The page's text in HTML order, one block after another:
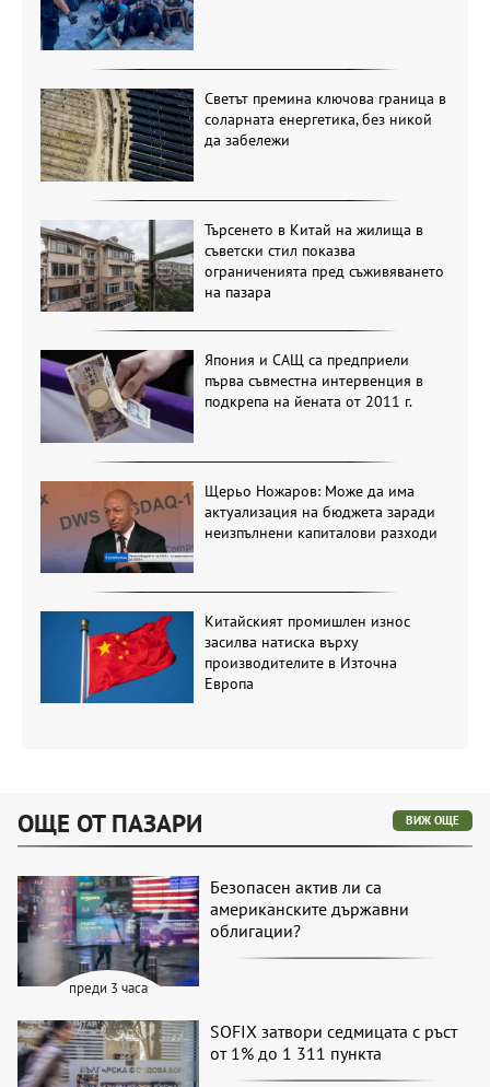
Светът премина ключова граница в
соларната енергетика, без никой
да забележи
Търсенето в Китай на жилища в
съветски стил показва
ограниченията пред съживяването
на пазара
Япония и САЩ са предприели
първа съвместна интервенция в
подкрепа на йената от 2011 г.
Щерьо Ножаров: Може да има
актуализация на бюджета заради
неизпълнени капиталови разходи
Китайският промишлен износ
засилва натиска върху
производителите в Източна
Европа
ОЩЕ ОТ ПАЗАРИ ВИЖ ОЩЕ
преди 3 часа
Безопасен актив ли са
американските държавни
облигации?
SOFIX затвори седмицата с ръст
от 1% до 1 311 пункта